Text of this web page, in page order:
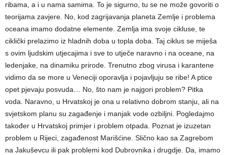
ribama, a i u nama samima. To je sigurno, tu se ne može govoriti o
teorijama zavjere. No, kod zagrijavanja planeta Zemlje i problema
oceana imamo dodatne elemente. Zemlja ima svoje cikluse, te
ciklički prelazimo iz hladnih doba u topla doba. Taj ciklus se miješa
s ovim ljudskim utjecajima i sve to utječe naravno i na oceane, na
ledenjake, na dinamiku prirode. Trenutno zbog virusa i karantene
vidimo da se more u Veneciji oporavlja i pojavljuju se ribe! A ptice
opet pjevaju posvuda… No, što nam je najgori problem? Pitka
voda. Naravno, u Hrvatskoj je ona u relativno dobrom stanju, ali na
svjetskom planu su zagađenje i manjak vode ozbiljni. Pogledajmo
također u Hrvatskoj primjer i problem otpada. Poznat je izuzetan
problem u Rijeci, zagađenost Marišćine. Slično kao sa Zagrebom
na Jakuševcu ili pak problemi kod Dubrovnika i drugdje. Da, imamo